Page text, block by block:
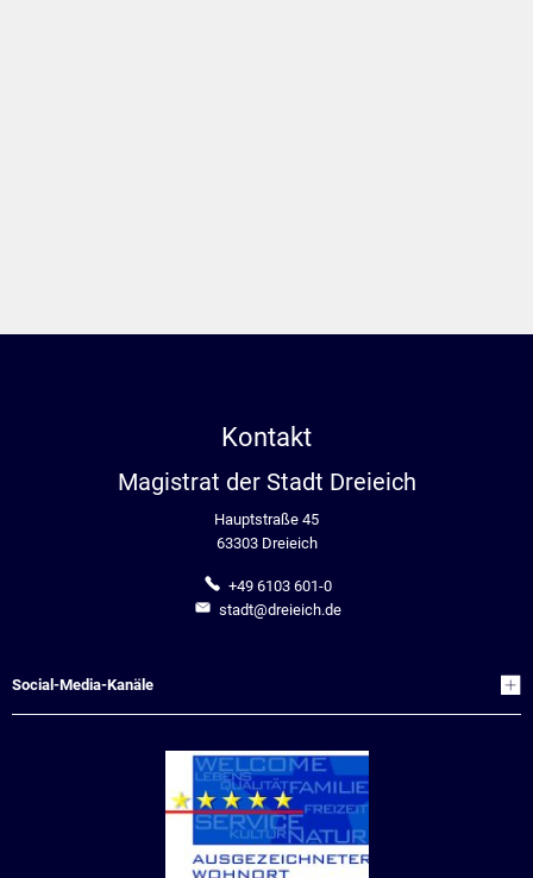
Kontakt
Magistrat der Stadt Dreieich
Hauptstraße 45
63303 Dreieich
+49 6103 601-0
stadt@dreieich.de
Social-Media-Kanäle